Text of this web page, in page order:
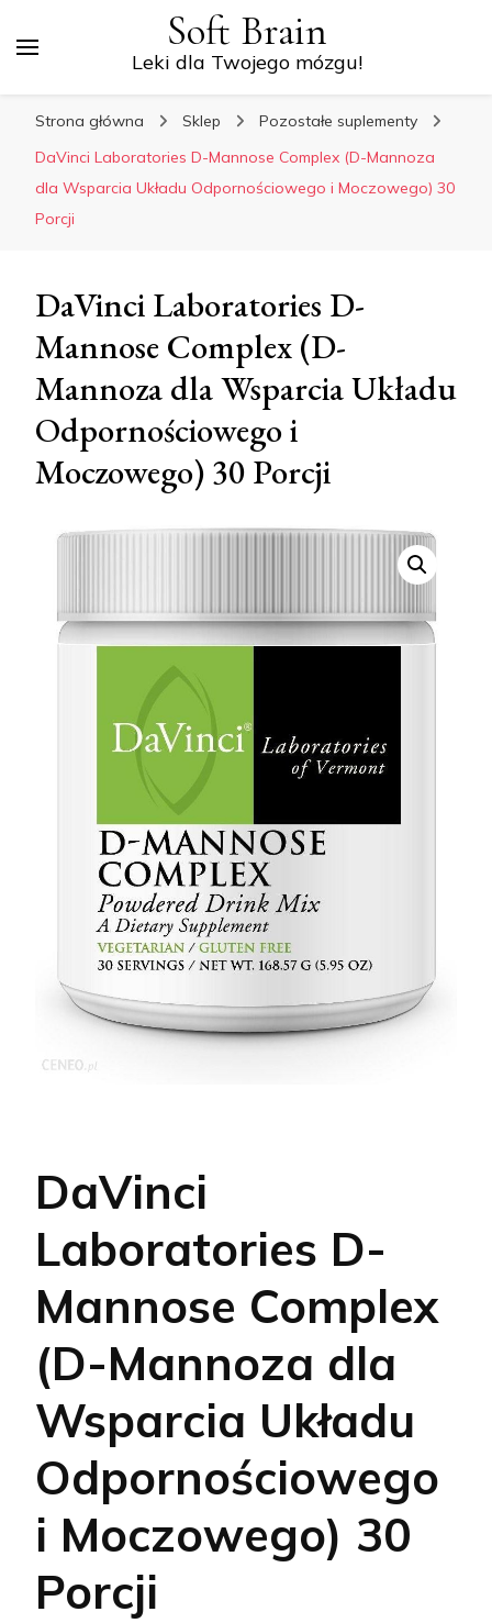
Soft Brain
Leki dla Twojego mózgu!
Strona główna Sklep
Pozostałe suplementy
DaVinci Laboratories D-Mannose Complex (D-Mannoza
dla Wsparcia Układu Odpornościowego i Moczowego) 30
Porcji
DaVinci Laboratories D-
Mannose Complex (D-
Mannoza dla Wsparcia Układu
Odpornościowego i
Moczowego) 30 Porcji
DaVinci
Laboratories D-
Mannose Complex
(D-Mannoza dla
Wsparcia Układu
Odpornościowego
i Moczowego) 30
Porcji